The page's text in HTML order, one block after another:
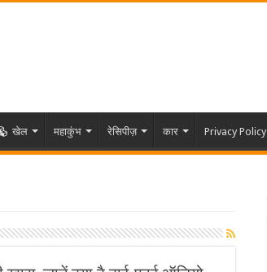
खेल महाकुंभ रेसिपीज़ कार Privacy Policy